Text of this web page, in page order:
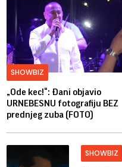
SHOWBIZ
„Ode kec!“: Đani objavio
URNEBESNU fotografiju BEZ
prednjeg zuba (FOTO)
SHOWBIZ